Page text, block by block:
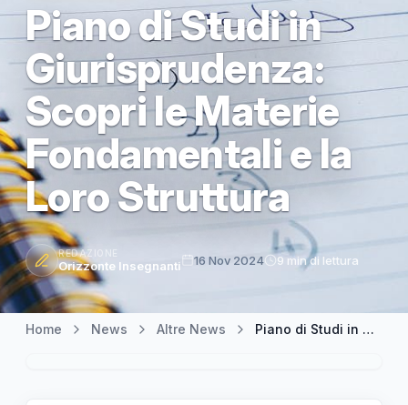
Piano di Studi in
Giurisprudenza:
Scopri le Materie
Fondamentali e la
Loro Struttura
REDAZIONE
Orizzonte Insegnanti 16 Nov 2024 9 min di lettura
Home News Altre News Piano di Studi in Giurisprudenza: Scopri le Materie Fondamentali e la Loro Struttura